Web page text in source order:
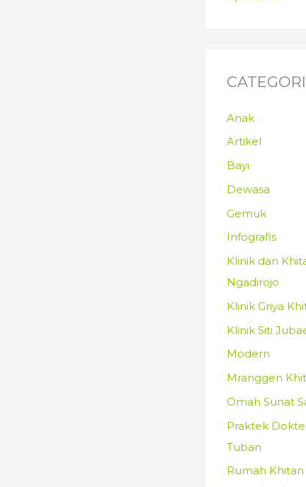
Anak
Artikel
Bayi
Dewasa
Gemuk
Infografis
Klinik dan
Ngadirojo
Klinik Griya
Klinik Siti
Modern
Mranggen
Omah Sunat
Praktek
Tuban
Rumah